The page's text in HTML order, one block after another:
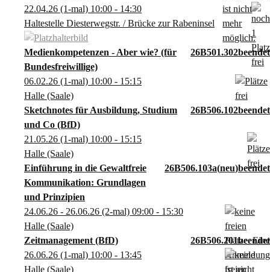
22.04.26 (1-mal) 10:00 - 14:30
Haltestelle Diesterwegstr. / Brücke zur Rabeninsel
Medienkompetenzen - Aber wie? (für
Bundesfreiwillige)
26B501.302
06.02.26 (1-mal) 10:00 - 15:15
Halle (Saale)
Sketchnotes für Ausbildung, Studium
und Co (BfD)
26B506.102
21.05.26 (1-mal) 10:00 - 15:15
Halle (Saale)
Einführung in die Gewaltfreie
Kommunikation: Grundlagen
und Prinzipien
26B506.103a neu
24.06.26 - 26.06.26 (2-mal) 09:00 - 15:30
Halle (Saale)
Zeitmanagement (BfD)
26B506.201
26.06.26 (1-mal) 10:00 - 13:45
Halle (Saale)